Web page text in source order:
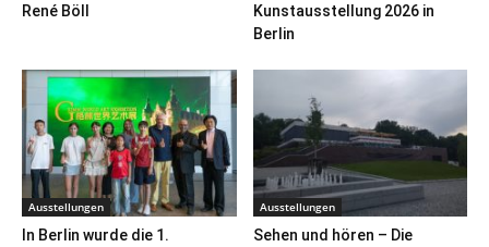
René Böll
Kunstausstellung 2026 in
Berlin
Ausstellungen
In Berlin wurde die 1.
Ausstellungen
Sehen und hören – Die